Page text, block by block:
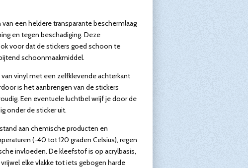
een heldere transparante beschermlaag
en tegen beschadiging. Deze
voor dat de stickers goed schoon te
schoonmaakmiddel.
vinyl met een zelfklevende achterkant
is het aanbrengen van de stickers
Een eventuele luchtbel wrijf je door de
onder de sticker uit.
aan chemische producten en
(-40 tot 120 graden Celsius), regen
invloeden. De kleefstof is op acrylbasis,
elke vlakke tot iets gebogen harde